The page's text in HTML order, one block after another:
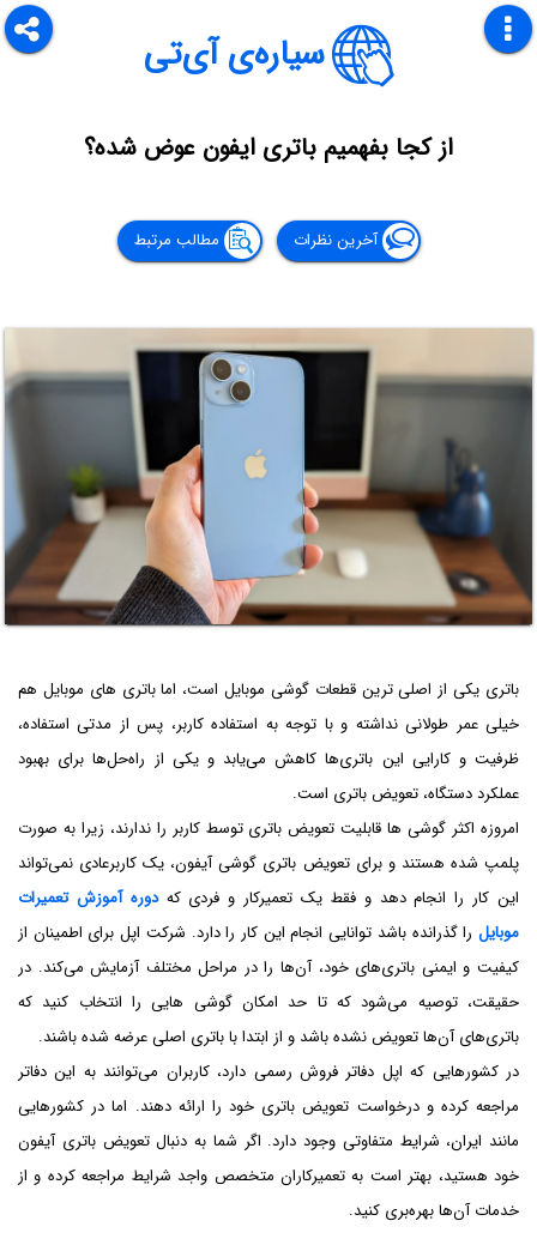
سیاره‌ی آی‌تی
از کجا بفهمیم باتری ایفون عوض شده؟
آخرین نظرات مطالب مرتبط
باتری‌ یکی از اصلی ترین قطعات گوشی موبایل است، اما باتری های موبایل هم
خیلی عمر طولانی نداشته و با توجه به استفاده کاربر، پس از مدتی استفاده،
ظرفیت و کارایی این باتری‌ها کاهش می‌یابد و یکی از راه‌حل‌ها برای بهبود
عملکرد دستگاه، تعویض باتری است.
امروزه اکثر گوشی ها قابلیت تعویض باتری توسط کاربر را ندارند، زیرا به صورت
پلمپ شده هستند و برای تعویض باتری گوشی آیفون، یک کاربرعادی نمی‌تواند
این کار را انجام دهد و فقط یک تعمیرکار و فردی کهدوره آموزش تعمیرات
موبایل را گذرانده باشد توانایی انجام این کار را دارد. شرکت اپل برای اطمینان از
کیفیت و ایمنی باتری‌های خود، آن‌ها را در مراحل مختلف آزمایش می‌کند. در
حقیقت، توصیه می‌شود که تا حد امکان گوشی هایی را انتخاب کنید که
باتری‌های آن‌ها تعویض نشده باشد و از ابتدا با باتری اصلی عرضه شده باشند.
در کشورهایی که اپل دفاتر فروش رسمی دارد، کاربران می‌توانند به این دفاتر
مراجعه کرده و درخواست تعویض باتری خود را ارائه دهند. اما در کشورهایی
مانند ایران، شرایط متفاوتی وجود دارد. اگر شما به دنبال تعویض باتری آیفون
خود هستید، بهتر است به تعمیرکاران متخصص واجد شرایط مراجعه کرده و از
خدمات آن‌ها بهره‌بری کنید.